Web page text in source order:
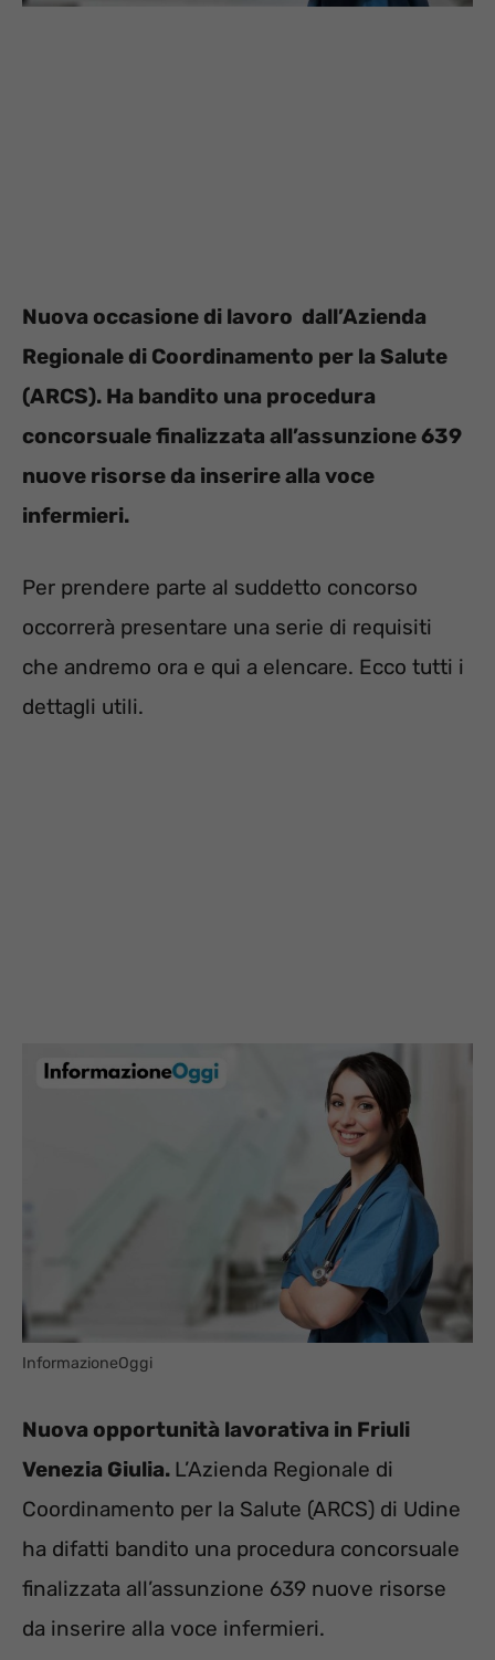
Nuova occasione di lavoro dall’Azienda
Regionale di Coordinamento per la Salute
(ARCS). Ha bandito una procedura
concorsuale finalizzata all’assunzione 639
nuove risorse da inserire alla voce
infermieri.
Per prendere parte al suddetto concorso
occorrerà presentare una serie di requisiti
che andremo ora e qui a elencare. Ecco tutti i
dettagli utili.
InformazioneOggi
Nuova opportunità lavorativa in Friuli
Venezia Giulia. L’Azienda Regionale di
Coordinamento per la Salute (ARCS) di Udine
ha difatti bandito una procedura concorsuale
finalizzata all’assunzione 639 nuove risorse
da inserire alla voce infermieri.